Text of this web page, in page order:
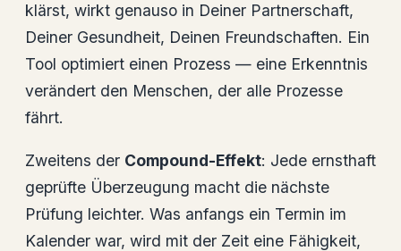
klärst, wirkt genauso in Deiner Partnerschaft,
Deiner Gesundheit, Deinen Freundschaften. Ein
Tool optimiert einen Prozess — eine Erkenntnis
verändert den Menschen, der alle Prozesse
fährt.
Zweitens der Compound-Effekt: Jede ernsthaft
geprüfte Überzeugung macht die nächste
Prüfung leichter. Was anfangs ein Termin im
Kalender war, wird mit der Zeit eine Fähigkeit,